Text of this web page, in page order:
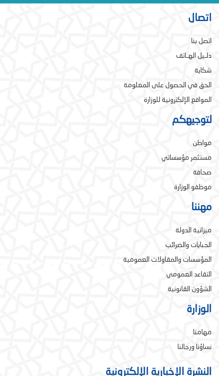
اتصال
اتصل بنا
دلـيل الهـاتف
شكاية
الحق في الحصول على المعلومة
المواقع الإلكترونية للوزارة
لتوجيهكم
مواطن
مستثمر مؤسساتي
صحافة
موظفو الوزارة
مهننا
ميزانية الدولة
الجبايات والضرائب
المؤسسات والمقاولات العمومية
التقاعد العمومي
الشؤون القانونية
الوزارة
مهامنا
نساؤنا ورجالنا
النشرة الإخبارية الإلكترونية